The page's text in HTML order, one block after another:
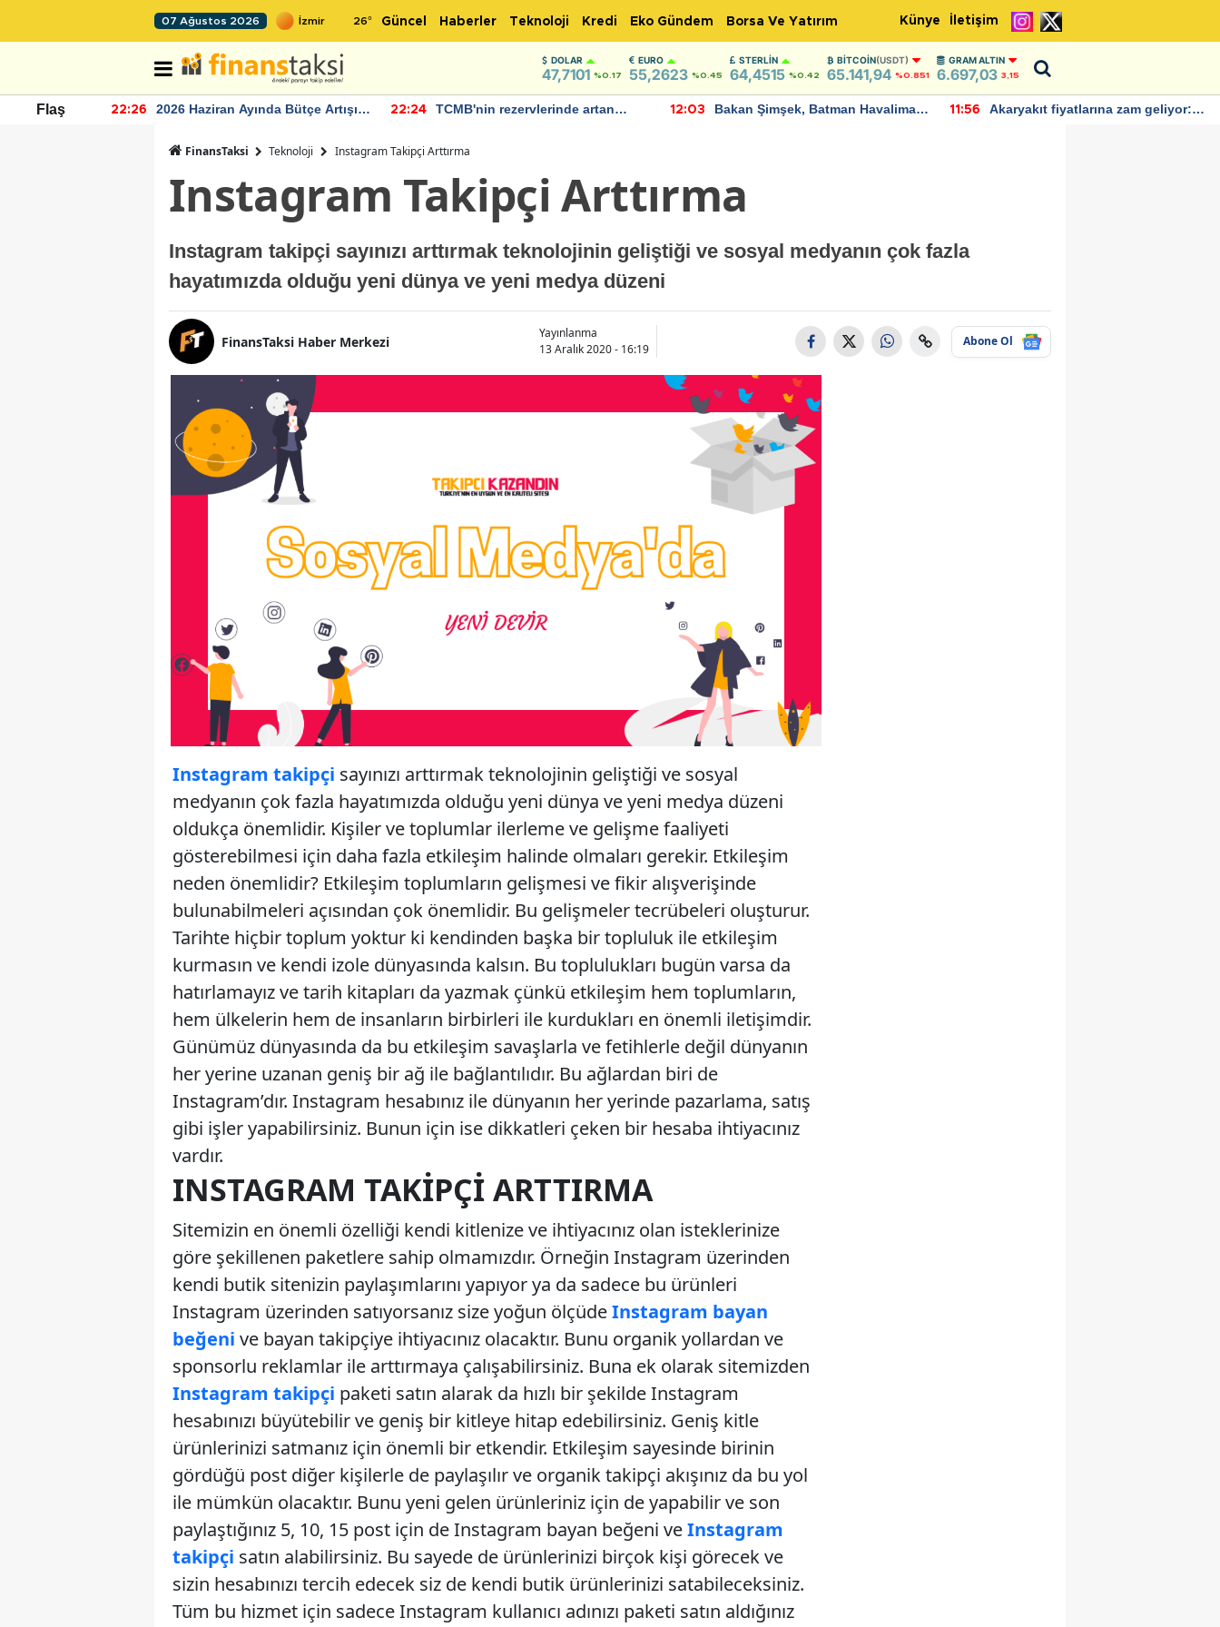
07 Ağustos 2026 26° Güncel Haberler Teknoloji Kredi Eko Gündem Borsa Ve Yatırım Künye İletişim
DOLAR
47,7101 %0.17
EURO
55,2623 %0.45
STERLIN
64,4515 %0.42
BITCOIN(USDT)
65.141,94 %0.851
GRAM ALTIN
6.697,03 3,15
Flaş 22:26
2026 Haziran Ayında Bütçe Artışı
22:24
TCMB'nin rezervlerinde artan
12:03
Bakan Şimşek, Batman Havalimanı
11:56
Akaryakıt fiyatlarına zam geliyor:
FinansTaksi Teknoloji Instagram Takipçi Arttırma
Instagram Takipçi Arttırma
Instagram takipçi sayınızı arttırmak teknolojinin geliştiği ve sosyal medyanın çok fazla
hayatımızda olduğu yeni dünya ve yeni medya düzeni
FinansTaksi Haber Merkezi
Yayınlanma
13 Aralık 2020 - 16:19
Abone Ol
Instagram takipçi sayınızı arttırmak teknolojinin geliştiği ve sosyal
medyanın çok fazla hayatımızda olduğu yeni dünya ve yeni medya düzeni
oldukça önemlidir. Kişiler ve toplumlar ilerleme ve gelişme faaliyeti
gösterebilmesi için daha fazla etkileşim halinde olmaları gerekir. Etkileşim
neden önemlidir? Etkileşim toplumların gelişmesi ve fikir alışverişinde
bulunabilmeleri açısından çok önemlidir. Bu gelişmeler tecrübeleri oluşturur.
Tarihte hiçbir toplum yoktur ki kendinden başka bir topluluk ile etkileşim
kurmasın ve kendi izole dünyasında kalsın. Bu toplulukları bugün varsa da
hatırlamayız ve tarih kitapları da yazmak çünkü etkileşim hem toplumların,
hem ülkelerin hem de insanların birbirleri ile kurdukları en önemli iletişimdir.
Günümüz dünyasında da bu etkileşim savaşlarla ve fetihlerle değil dünyanın
her yerine uzanan geniş bir ağ ile bağlantılıdır. Bu ağlardan biri de
Instagram’dır. Instagram hesabınız ile dünyanın her yerinde pazarlama, satış
gibi işler yapabilirsiniz. Bunun için ise dikkatleri çeken bir hesaba ihtiyacınız
vardır.
INSTAGRAM TAKIPÇI ARTTIRMA
Sitemizin en önemli özelliği kendi kitlenize ve ihtiyacınız olan isteklerinize
göre şekillenen paketlere sahip olmamızdır. Örneğin Instagram üzerinden
kendi butik sitenizin paylaşımlarını yapıyor ya da sadece bu ürünleri
Instagram üzerinden satıyorsanız size yoğun ölçüdeInstagram bayan
beğeni ve bayan takipçiye ihtiyacınız olacaktır. Bunu organik yollardan ve
sponsorlu reklamlar ile arttırmaya çalışabilirsiniz. Buna ek olarak sitemizden
Instagram takipçi paketi satın alarak da hızlı bir şekilde Instagram
hesabınızı büyütebilir ve geniş bir kitleye hitap edebilirsiniz. Geniş kitle
ürünlerinizi satmanız için önemli bir etkendir. Etkileşim sayesinde birinin
gördüğü post diğer kişilerle de paylaşılır ve organik takipçi akışınız da bu yol
ile mümkün olacaktır. Bunu yeni gelen ürünleriniz için de yapabilir ve son
paylaştığınız 5, 10, 15 post için de Instagram bayan beğeni veInstagram
takipçi satın alabilirsiniz. Bu sayede de ürünlerinizi birçok kişi görecek ve
sizin hesabınızı tercih edecek siz de kendi butik ürünlerinizi satabileceksiniz.
Tüm bu hizmet için sadece Instagram kullanıcı adınızı paketi satın aldığınız